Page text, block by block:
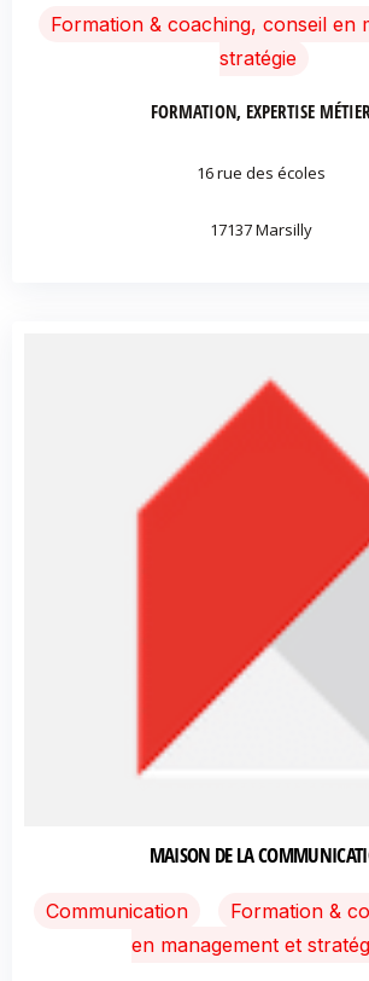
Formation & coaching, conseil en
stratégie
FORMATION, EXPERTISE
16 rue des écoles
17137 Marsilly
MAISON DE LA
Communication
Formation &
en management et